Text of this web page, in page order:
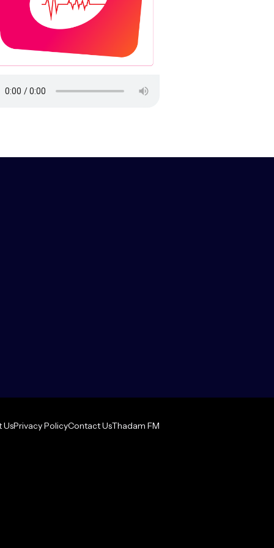
UsPrivacy PolicyContact UsThadam FM